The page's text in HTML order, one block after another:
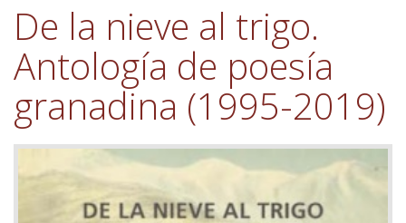
De la nieve al trigo.
Antología de poesía
granadina (1995-2019)